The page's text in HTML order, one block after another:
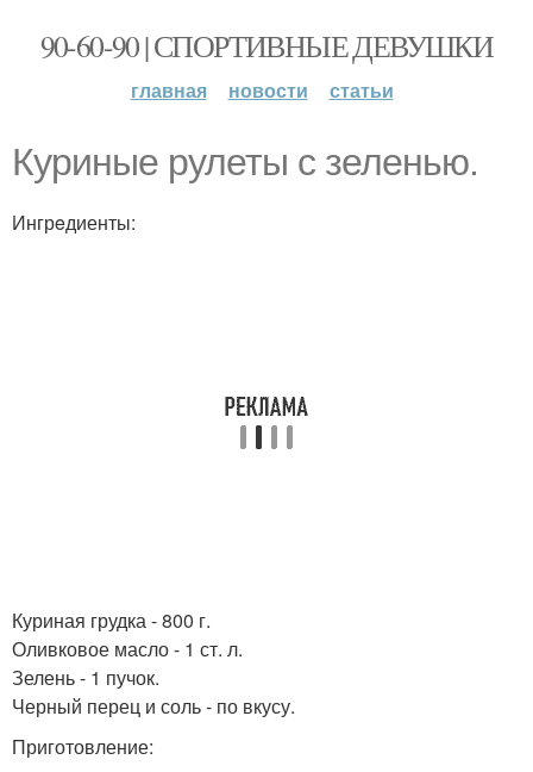
90-60-90 | СПОРТИВНЫЕ ДЕВУШКИ
главная новости статьи
Куриные рулеты с зеленью.
Ингрeдиенты:
Куриная грудка - 800 г.
Оливковое масло - 1 ст. л.
Зелень - 1 пучок.
Черный перец и соль - по вкусу.
Приготовление: